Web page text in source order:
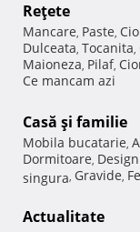
Reţete
Mancare, Paste,
Dulceata, Tocanita,
Maioneza, Pilaf,
Ce mancam azi
Casă şi familie
Mobila bucatarie,
Dormitoare,
singura, Gravide,
Actualitate